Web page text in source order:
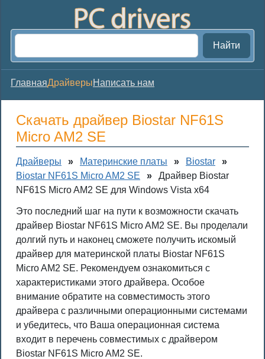
Найти
ГлавнаяДрайверыНаписать нам
Скачать драйвер Biostar NF61S
Micro AM2 SE
Драйверы » Материнские платы » Biostar
»
Biostar NF61S Micro AM2 SE
»
Драйвер Biostar
NF61S Micro AM2 SE для Windows Vista x64
Это последний шаг на пути к возможности скачать
драйвер Biostar NF61S Micro AM2 SE. Вы проделали
долгий путь и наконец сможете получить искомый
драйвер для материнской платы Biostar NF61S
Micro AM2 SE. Рекомендуем ознакомиться с
характеристиками этого драйвера. Особое
внимание обратите на совместимость этого
драйвера с различными операционными системами
и убедитесь, что Ваша операционная система
входит в перечень совместимых с драйвером
Biostar NF61S Micro AM2 SE.